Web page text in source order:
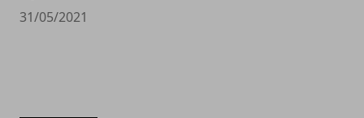
31/05/2021